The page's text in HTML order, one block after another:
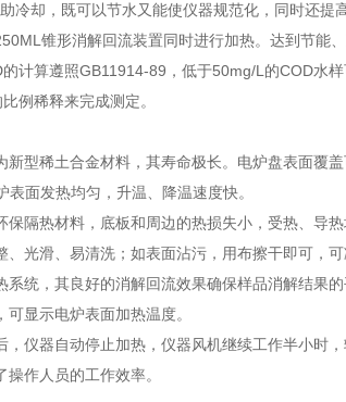
冷却，既可以节水又能使仪器规范化，同时还提
锥形消解回流装置同时进行加热。达到节能
算遵照GB11914-89，低于50mg/L的COD水样
例稀释来完成测定。
型稀土合金材料，其寿命极长。电炉盘表面覆
发热均匀，升温、降温速度快。
热材料，底板和周边的热损失小，受热、导热
滑、易清洗；如表面沾污，用布擦干即可，可
，其良好的消解回流效果确保样品消解结果的
显示电炉表面加热温度。
器自动停止加热，仪器风机继续工作半小时，
作人员的工作效率。